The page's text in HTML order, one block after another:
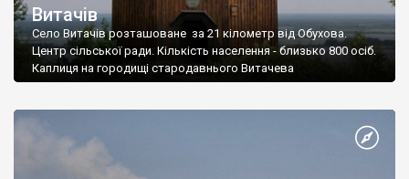
Витачів
Село Витачів розташоване за 21 кілометр від Обухова.
Центр сільської ради. Кількість населення - близько 800 осіб.
Каплиця на городищі стародавнього Витачева